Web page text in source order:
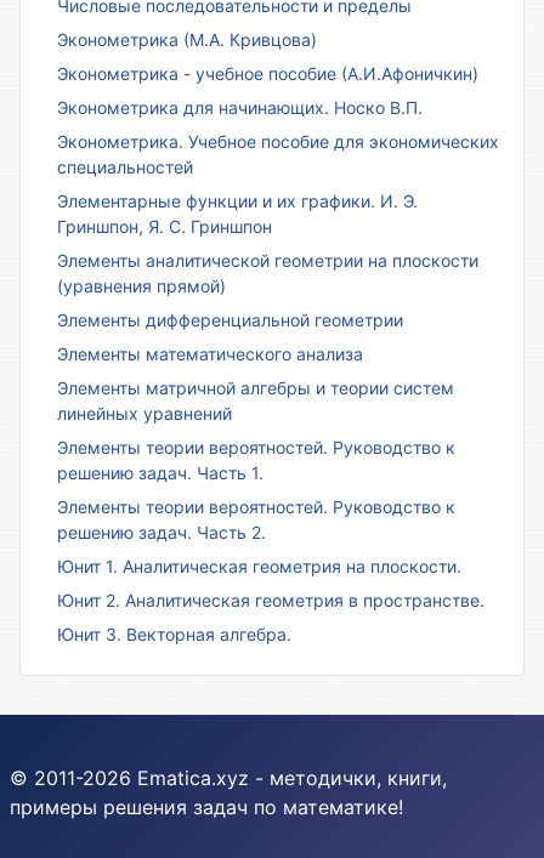
Числовые последовательности и пределы
Эконометрика (М.А. Кривцова)
Эконометрика - учебное пособие (А.И.Афоничкин)
Эконометрика для начинающих. Носко В.П.
Эконометрика. Учебное пособие для экономических
специальностей
Элементарные функции и их графики. И. Э.
Гриншпон, Я. С. Гриншпон
Элементы аналитической геометрии на плоскости
(уравнения прямой)
Элементы дифференциальной геометрии
Элементы математического анализа
Элементы матричной алгебры и теории систем
линейных уравнений
Элементы теории вероятностей. Руководство к
решению задач. Часть 1.
Элементы теории вероятностей. Руководство к
решению задач. Часть 2.
Юнит 1. Аналитическая геометрия на плоскости.
Юнит 2. Аналитическая геометрия в пространстве.
Юнит 3. Векторная алгебра.
© 2011-2026 Ematica.xyz - методички, книги,
примеры решения задач по математике!